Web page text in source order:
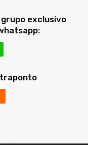
exclusivo